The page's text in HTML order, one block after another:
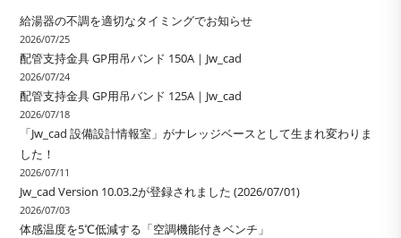
給湯器の不調を適切なタイミングでお知らせ
2026/07/25
配管支持金具 GP用吊バンド 150A｜Jw_cad
2026/07/24
配管支持金具 GP用吊バンド 125A｜Jw_cad
2026/07/18
「Jw_cad 設備設計情報室」がナレッジベースとして生まれ変わりま
した！
2026/07/11
Jw_cad Version 10.03.2が登録されました (2026/07/01)
2026/07/03
体感温度を5℃低減する「空調機能付きベンチ」